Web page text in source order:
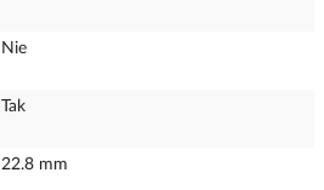
Nie
Tak
22.8 mm